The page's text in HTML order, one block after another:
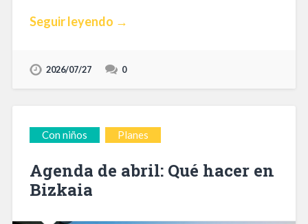
Seguir leyendo →
2026/07/27 0
Con niños Planes
Agenda de abril: Qué hacer en
Bizkaia